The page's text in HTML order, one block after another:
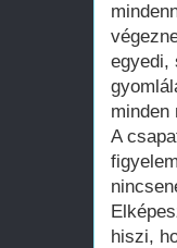
egyedi,
minden
A
hiszi,